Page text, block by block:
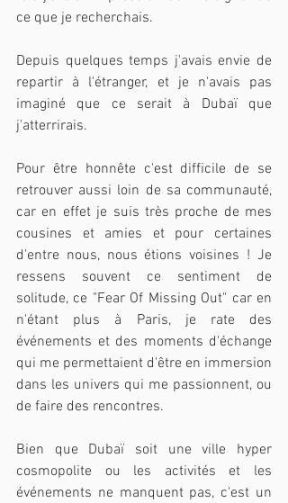
ce que je recherchais.
Depuis quelques temps j'avais envie de
repartir à l'étranger, et je n'avais pas
imaginé que ce serait à Dubaï que
j'atterrirais.
Pour être honnête c'est difficile de se
retrouver aussi loin de sa communauté,
car en effet je suis très proche de mes
cousines et amies et pour certaines
d'entre nous, nous étions voisines ! Je
ressens souvent ce sentiment de
solitude, ce "Fear Of Missing Out" car en
n'étant plus à Paris, je rate des
événements et des moments d'échange
qui me permettaient d'être en immersion
dans les univers qui me passionnent, ou
de faire des rencontres.
Bien que Dubaï soit une ville hyper
cosmopolite ou les activités et les
événements ne manquent pas, c'est un